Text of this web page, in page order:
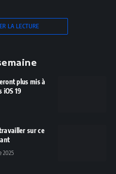
LA LECTURE
plus mis à
19
sur ce
2025